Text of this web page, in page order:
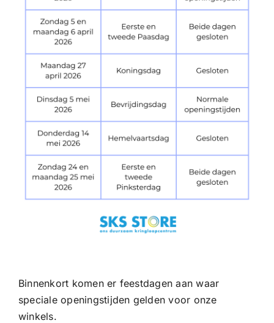
Binnenkort komen er feestdagen aan waar
speciale openingstijden gelden voor onze
winkels.